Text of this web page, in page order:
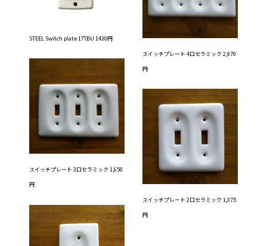
STEEL Switch plate 1穴BU 1430円
スイッチプレート 4口セラミック 2,970
円
スイッチプレート 3口セラミック 1,650
円
スイッチプレート 2口セラミック 1,375
円